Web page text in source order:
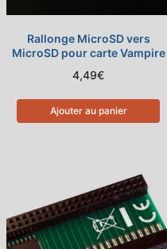
Rallonge MicroSD vers
MicroSD pour carte Vampire
4,49€
Ajouter au panier